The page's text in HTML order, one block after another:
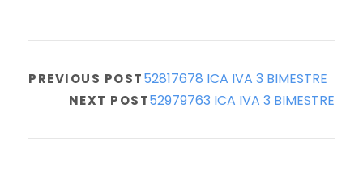
PREVIOUS POST52817678 ICA IVA 3 BIMESTRE
NEXT POST52979763 ICA IVA 3 BIMESTRE